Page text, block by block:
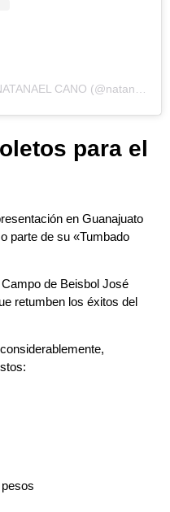
para el
en Guanajuato
parte de su «Tumbado
de Beisbol José
retumben los éxitos del